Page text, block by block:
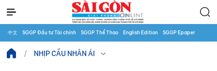
中文 SGGP Đầu tư Tài chính SGGP Thể Thao English Edition SGGP Epaper
NHỊP CẦU NHÂN ÁI